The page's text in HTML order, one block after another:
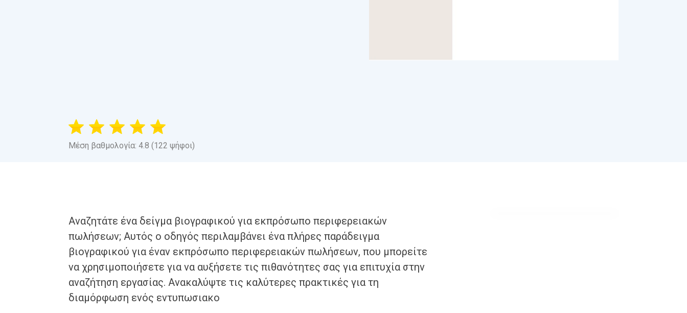
Μέση βαθμολογία: 4.8 (122 ψήφοι)
Αναζητάτε ένα δείγμα βιογραφικού για εκπρόσωπο περιφερειακών
πωλήσεων; Αυτός ο οδηγός περιλαμβάνει ένα πλήρες παράδειγμα
βιογραφικού για έναν εκπρόσωπο περιφερειακών πωλήσεων, που μπορείτε
να χρησιμοποιήσετε για να αυξήσετε τις πιθανότητες σας για επιτυχία στην
αναζήτηση εργασίας. Ανακαλύψτε τις καλύτερες πρακτικές για τη
διαμόρφωση ενός εντυπωσιακο